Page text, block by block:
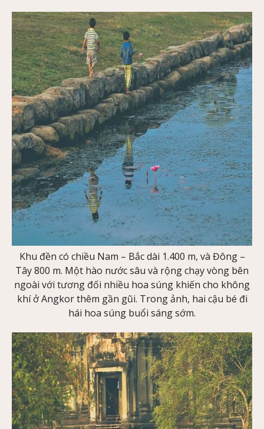
Khu đền có chiều Nam – Bắc dài 1.400 m, và Đông –
Tây 800 m. Một hào nước sâu và rộng chạy vòng bên
ngoài với tương đối nhiều hoa súng khiến cho không
khí ở Angkor thêm gần gũi. Trong ảnh, hai cậu bé đi
hái hoa súng buổi sáng sớm.